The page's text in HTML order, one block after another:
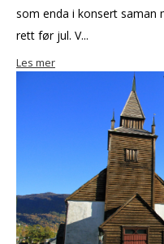
som enda i konsert saman
rett før jul. V...
Les mer